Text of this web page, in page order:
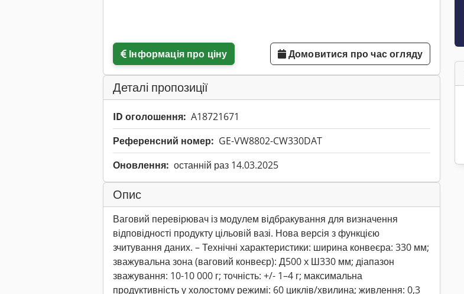
Інформація про ціну Домовитися про час огляду
Деталі пропозиції
ID оголошення: A18721671
Референсний номер: GE-VW8802-CW330DAT
Оновлення: останній раз 14.03.2025
Опис
Ваговий перевірювач із модулем відбракування для визначення
відповідності продукту цільовій вазі. Нова версія з функцією
зчитування даних. – Технічні характеристики: ширина конвеєра: 330 мм;
зважувальна зона (ваговий конвеєр): Д500 x Ш330 мм; діапазон
зважування: 10-10 000 г; точність: +/- 1–4 г; максимальна
продуктивність у холостому режимі: 60 циклів/хвилина; живлення: 0,3